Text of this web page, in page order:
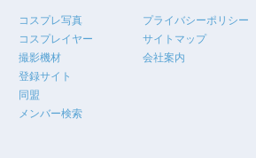
コスプレ写真
コスプレイヤー
撮影機材
登録サイト
同盟
メンバー検索
プライバシーポリシー
サイトマップ
会社案内